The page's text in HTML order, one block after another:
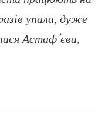
упала, дуже
Астаф’єва.